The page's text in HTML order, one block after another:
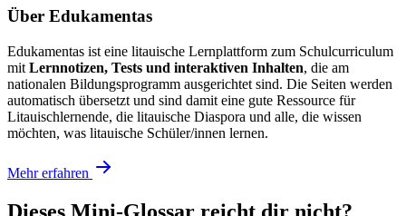
Über Edukamentas
Edukamentas ist eine litauische Lernplattform zum Schulcurriculum
mit Lernnotizen, Tests und interaktiven Inhalten, die am
nationalen Bildungsprogramm ausgerichtet sind. Die Seiten werden
automatisch übersetzt und sind damit eine gute Ressource für
Litauischlernende, die litauische Diaspora und alle, die wissen
möchten, was litauische Schüler/innen lernen.
Mehr erfahren